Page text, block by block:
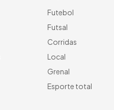
Futebol
Futsal
Corridas
Local
Grenal
Esporte total